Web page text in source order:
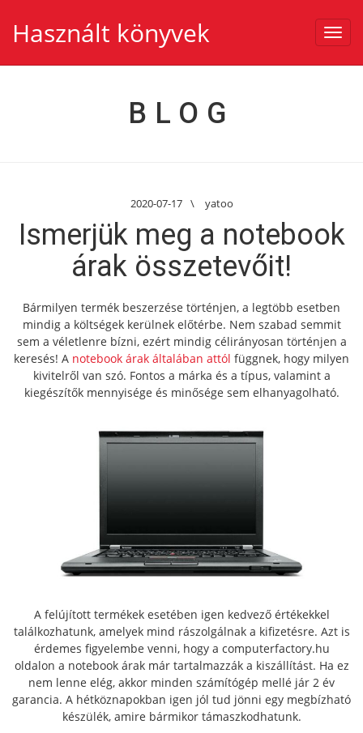
Használt könyvek
BLOG
2020-07-17 \ yatoo
Ismerjük meg a notebook
árak összetevőit!
Bármilyen termék beszerzése történjen, a legtöbb esetben
mindig a költségek kerülnek előtérbe. Nem szabad semmit
sem a véletlenre bízni, ezért mindig célirányosan történjen a
keresés! A notebook árak általában attól függnek, hogy milyen
kivitelről van szó. Fontos a márka és a típus, valamint a
kiegészítők mennyisége és minősége sem elhanyagolható.
A felújított termékek esetében igen kedvező értékekkel
találkozhatunk, amelyek mind rászolgálnak a kifizetésre. Azt is
érdemes figyelembe venni, hogy a computerfactory.hu
oldalon a notebook árak már tartalmazzák a kiszállítást. Ha ez
nem lenne elég, akkor minden számítógép mellé jár 2 év
garancia. A hétköznapokban igen jól tud jönni egy megbízható
készülék, amire bármikor támaszkodhatunk.